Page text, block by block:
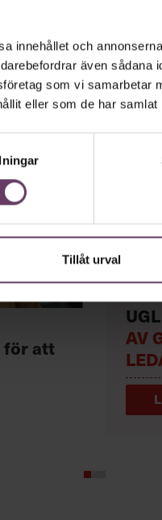
innehållet och
även sådana
som vi samarbetar
eller som de har
Tillåt urval
för att
AV